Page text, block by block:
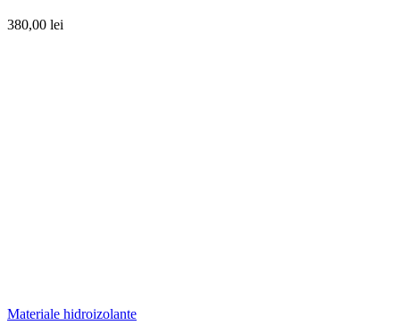
380,00 lei
Materiale hidroizolante